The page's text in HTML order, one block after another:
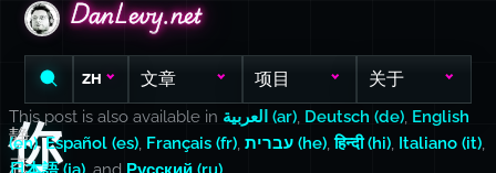
DanLevy.net
DanLevy.net
DanLevy.net
ZH 文章 项目 关于
你
静
态
This post is also available in العربية (ar), Deutsch (de), English
(en),Español (es), Français (fr), עברית (he),हिन्दी (hi), Italiano (it),